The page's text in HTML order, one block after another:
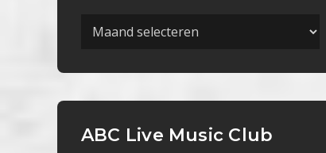
Archieven
ABC Live Music Club